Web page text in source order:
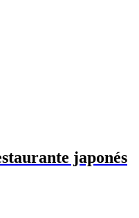
japonés